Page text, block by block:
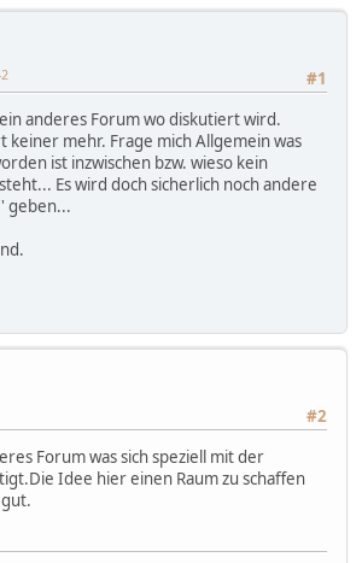
#1
anderes Forum wo diskutiert wird.
keiner mehr. Frage mich Allgemein was
ist inzwischen bzw. wieso kein
Es wird doch sicherlich noch andere
geben...
#2
Forum was sich speziell mit der
Idee hier einen Raum zu schaffen